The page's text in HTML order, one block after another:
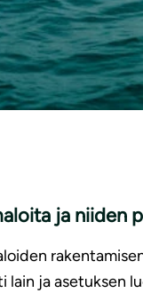
ja niiden
ja asetuksen